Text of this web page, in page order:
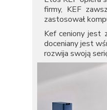
firmy, KEF
zastosował
Kef ceniony jest
doceniany jest
rozwija swoją